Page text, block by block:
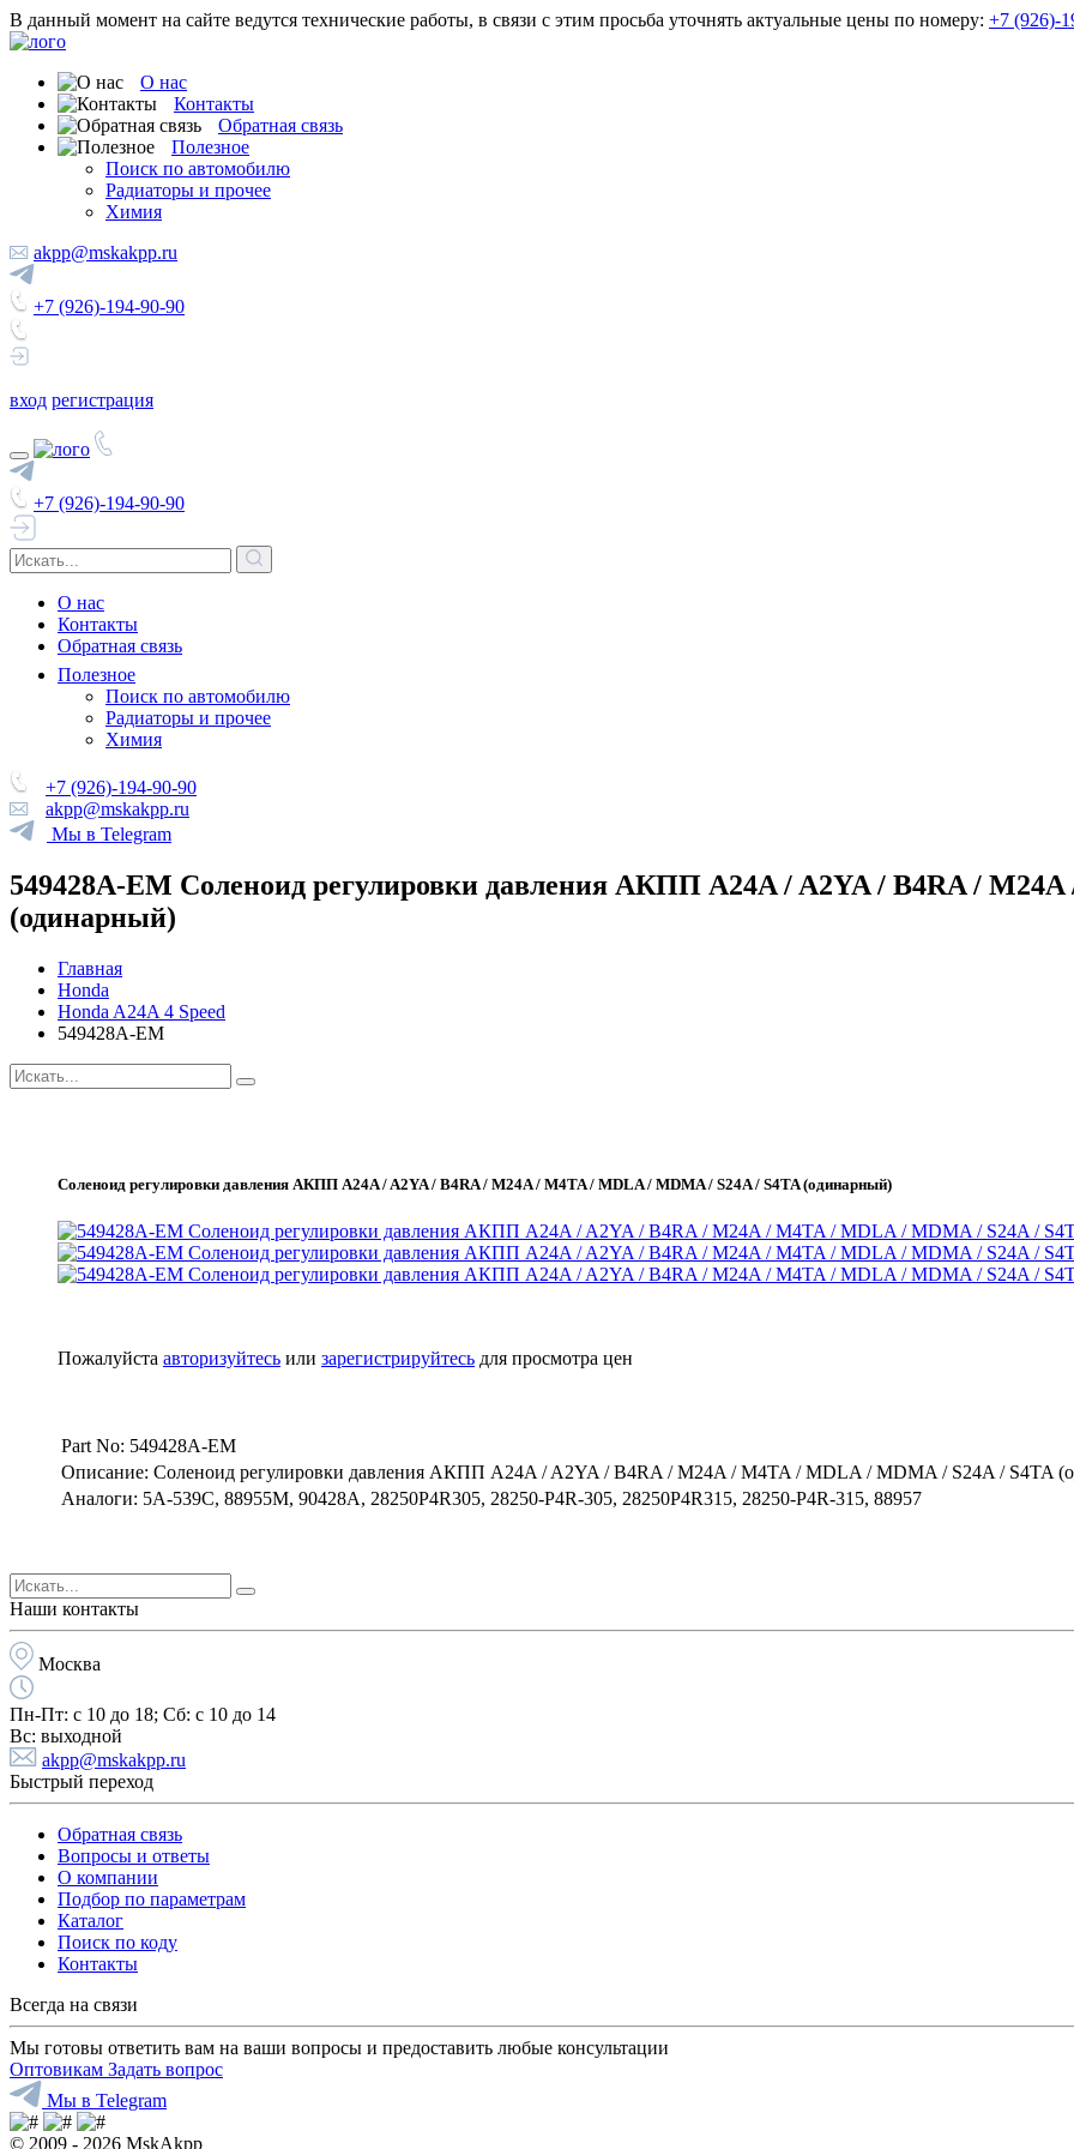
В данный момент на сайте ведутся технические работы, в связи с этим просьба уточнять актуальные цены по номеру: +7 (926)-
О нас
Контакты
Обратная связь
Полезное
Поиск по автомобилю
Радиаторы и прочее
Химия
akpp@mskakpp.ru
+7 (926)-194-90-90
вход регистрация
+7 (926)-194-90-90
О нас
Контакты
Обратная связь
Полезное
Поиск по автомобилю
Радиаторы и прочее
Химия
+7 (926)-194-90-90
akpp@mskakpp.ru
Мы в Telegram
549428A-EM Соленоид регулировки давления АКПП A24A / A2YA / B4RA /
(одинарный)
Главная
Honda
Honda A24A 4 Speed
549428A-EM
Соленоид регулировки давления АКПП A24A / A2YA / B4RA / M24A / M4TA / MDLA / MDMA / S24A / S4TA (одинарный)
Пожалуйста авторизуйтесь или зарегистрируйтесь для просмотра цен
Part No: 549428A-EM
Описание: Соленоид регулировки давления АКПП A24A / A2YA / B4RA / M24A / M4TA / MDLA / MDMA / S24A / S4TA
Аналоги: 5A-539C, 88955M, 90428A, 28250P4R305, 28250-P4R-305, 28250P4R315, 28250-P4R-315, 88957
Наши контакты
Москва
Пн-Пт: с 10 до 18; Cб: с 10 до 14
Вс: выходной
akpp@mskakpp.ru
Быстрый переход
Обратная связь
Вопросы и ответы
О компании
Подбор по параметрам
Каталог
Поиск по коду
Контакты
Всегда на связи
Мы готовы ответить вам на ваши вопросы и предоставить любые консультации
Оптовикам Задать вопрос
Мы в Telegram
© 2009 - 2026 MskAkpp